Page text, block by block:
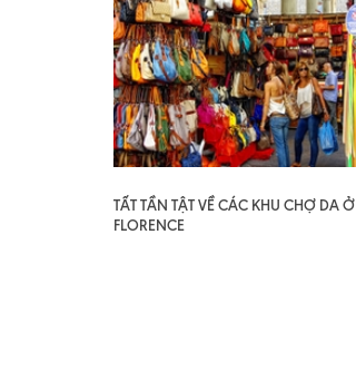
TẤT TẦN TẬT VỀ CÁC KHU CHỢ DA Ở
FLORENCE